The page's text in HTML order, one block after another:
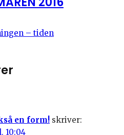
– tiden
en form! skriver:
10:04